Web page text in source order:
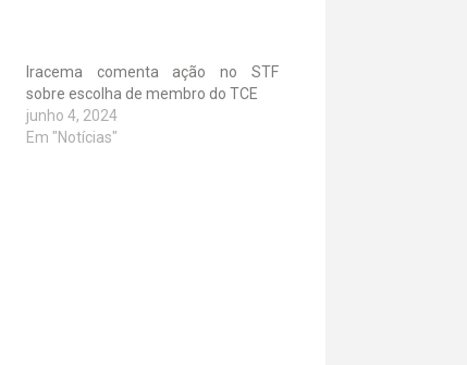
Iracema comenta ação no STF
sobre escolha de membro do TCE
junho 4, 2024
Em "Notícias"